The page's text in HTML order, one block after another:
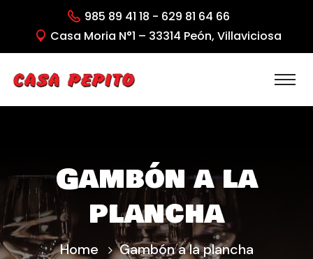
985 89 41 18 - 629 81 64 66
Casa Moria N°1 – 33314 Peón, Villaviciosa
Gambón a la
plancha
Home Gambón a la plancha